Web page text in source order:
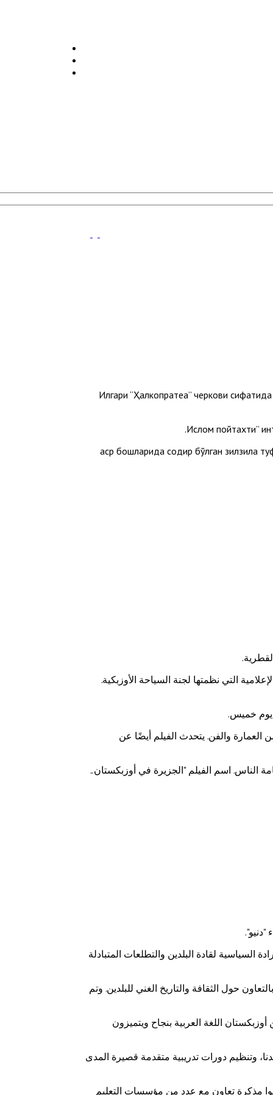
Илгари “Ҳалкопратеа” черкови
20-аср бошларида содир бўлган зилзила
في الجولة الإعلامية التي نظمتها لجنة السياحة الأوزبكية.
العمارة والفن. يتحدث الفيلم أيضًا عن
اسم الفيلم "الجزيرة في أوزبكستان..
السياسية لقادة البلدين والتطلعات المتبادلة
حول الثقافة والتاريخ الغني للبلدين. وتم
الملك سلمان أقام تعاوناً مع مؤسسات تعليمية علمية في 33 دولة حول العالم، حيث يتعلم 10 طلاب من أوزبكستان اللغة العربية بنجاح ويتميزون
وتنظيم دورات تدريبية متقدمة قصيرة المدى
مذكرة تعاون مع عدد من مؤسسات التعليم